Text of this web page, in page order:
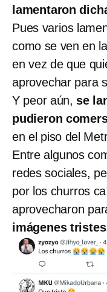
lamentaron
Pues varios
como se ven en
en vez de que
aprovechar para
Y peor aún, se
pudieron
en el piso del
Entre algunos
redes sociales,
por los churros
aprovecharon
imágenes tristes